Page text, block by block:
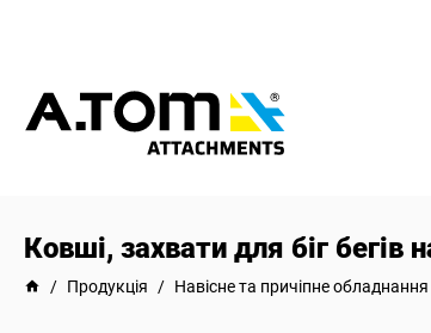
Ковші, захвати для біг
/ Продукція / Навісне та причіпне обладнання